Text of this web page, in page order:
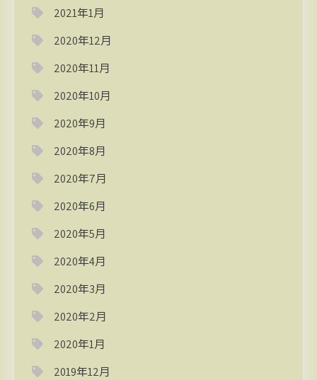
2021年1月
2020年12月
2020年11月
2020年10月
2020年9月
2020年8月
2020年7月
2020年6月
2020年5月
2020年4月
2020年3月
2020年2月
2020年1月
2019年12月